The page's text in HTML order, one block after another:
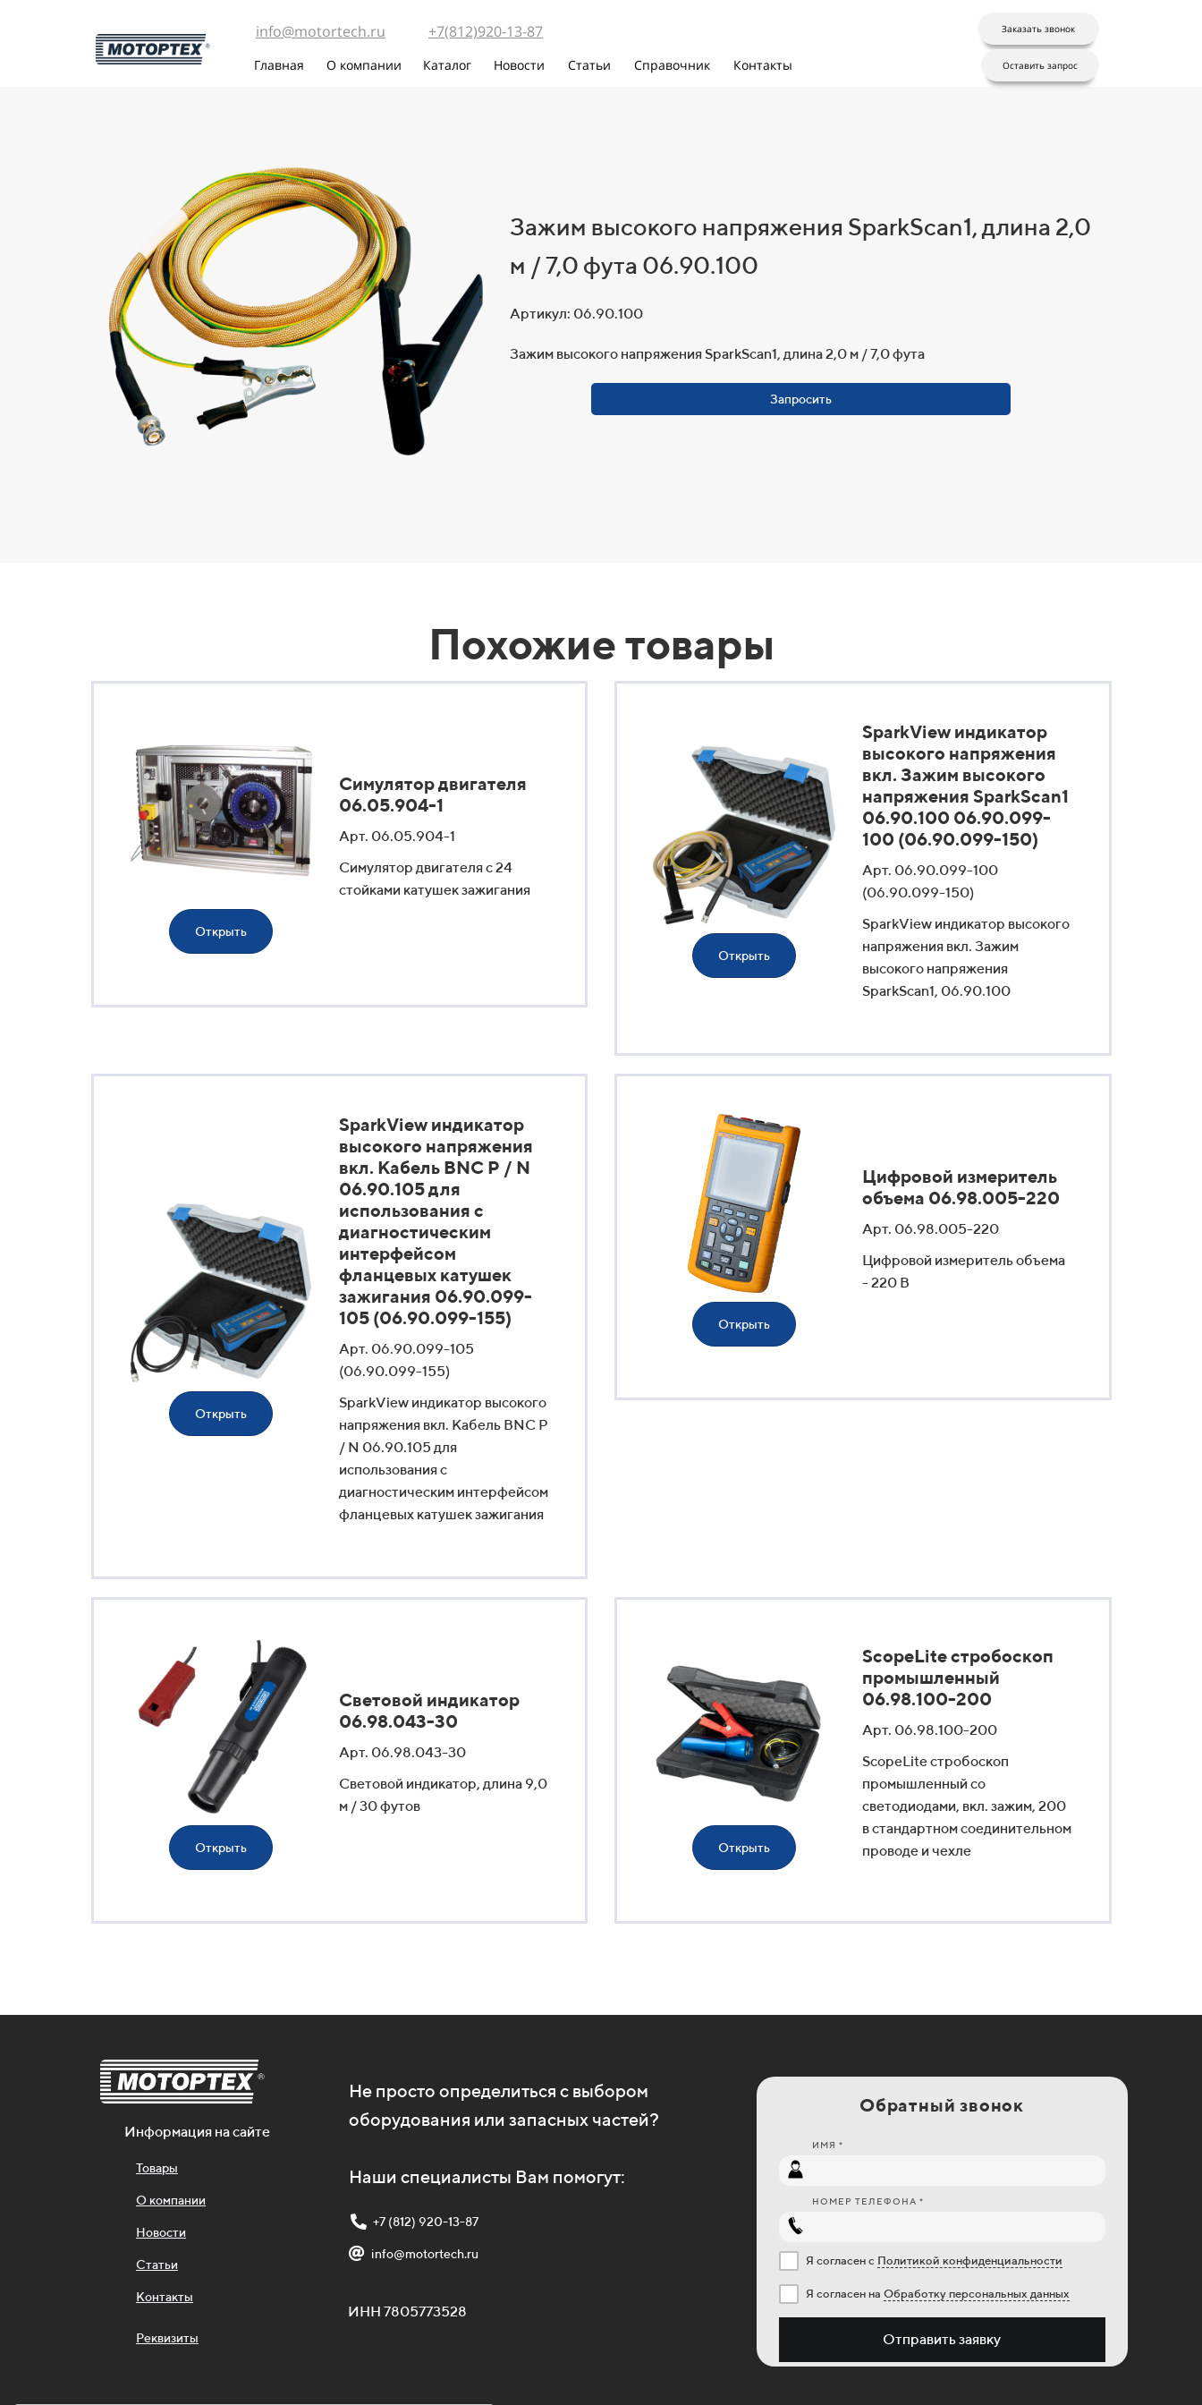
info@motortech.ru +7(812)920-13-87
Главная О компании Каталог Новости Статьи Справочник Контакты
Заказать звонок
Оставить запрос
Зажим высокого напряжения SparkScan1, длина 2,0
м / 7,0 фута 06.90.100
Артикул: 06.90.100
Зажим высокого напряжения SparkScan1, длина 2,0 м / 7,0 фута
Запросить
Похожие товары
Открыть
Симулятор двигателя
06.05.904-1
Арт. 06.05.904-1
Симулятор двигателя с 24
стойками катушек зажигания
Открыть
SparkView индикатор
высокого напряжения
вкл. Зажим высокого
напряжения SparkScan1
06.90.100 06.90.099-
100 (06.90.099-150)
Арт. 06.90.099-100
(06.90.099-150)
SparkView индикатор высокого
напряжения вкл. Зажим
высокого напряжения
SparkScan1, 06.90.100
Открыть
SparkView индикатор
высокого напряжения
вкл. Кабель BNC P / N
06.90.105 для
использования с
диагностическим
интерфейсом
фланцевых катушек
зажигания 06.90.099-
105 (06.90.099-155)
Арт. 06.90.099-105
(06.90.099-155)
SparkView индикатор высокого
напряжения вкл. Кабель BNC P
/ N 06.90.105 для
использования с
диагностическим интерфейсом
фланцевых катушек зажигания
Открыть
Цифровой измеритель
объема 06.98.005-220
Арт. 06.98.005-220
Цифровой измеритель объема
- 220 В
Открыть
Световой индикатор
06.98.043-30
Арт. 06.98.043-30
Световой индикатор, длина 9,0
м / 30 футов
Открыть
ScopeLite стробоскоп
промышленный
06.98.100-200
Арт. 06.98.100-200
ScopeLite стробоскоп
промышленный со
светодиодами, вкл. зажим, 200
в стандартном соединительном
проводе и чехле
Информация на сайте
Товары
О компании
Новости
Статьи
Контакты
Реквизиты
+7 (812) 920-13-87
info@motortech.ru
Не просто определиться с выбором
оборудования или запасных частей?
Наши специалисты Вам помогут:
ИНН 7805773528
Обратный звонок
ИМЯ *
НОМЕР ТЕЛЕФОНА *
Я согласен с Политикой конфиденциальности
Я согласен на Обработку персональных данных
Отправить заявку